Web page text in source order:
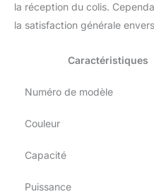
la réception du colis.
la satisfaction générale
Caractéristiques
Numéro de modèle
Couleur
Capacité
Puissance